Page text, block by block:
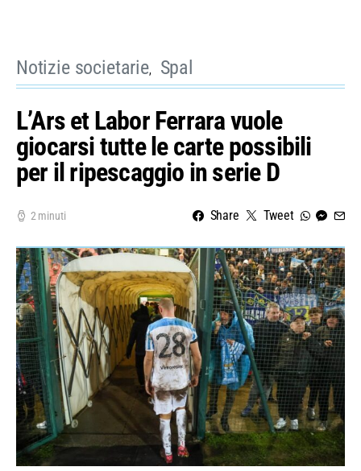
Notizie societarie Spal
L’Ars et Labor Ferrara vuole
giocarsi tutte le carte possibili
per il ripescaggio in serie D
2 minuti Share Tweet